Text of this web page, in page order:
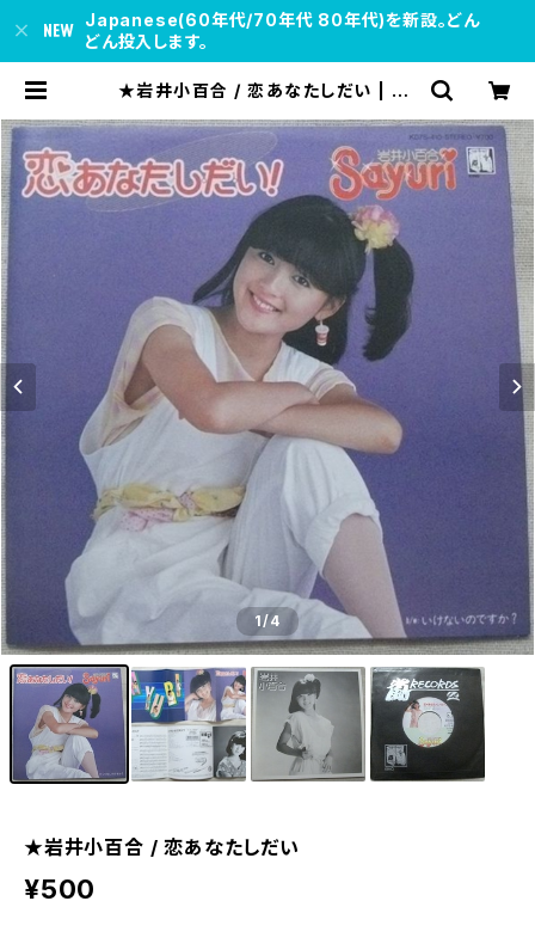
Japanese(60年代/70年代 80年代)を新設。どん
どん投入します。
★岩井小百合 / 恋あなたしだい | so
1/4
★岩井小百合 / 恋あなたしだい
¥500